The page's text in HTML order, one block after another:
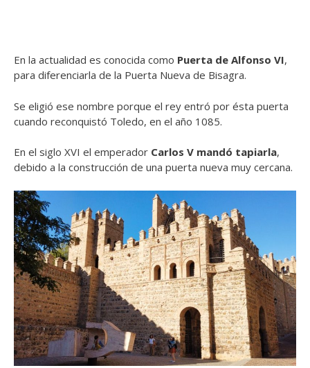
En la actualidad es conocida como Puerta de Alfonso VI,
para diferenciarla de la Puerta Nueva de Bisagra.
Se eligió ese nombre porque el rey entró por ésta puerta
cuando reconquistó Toledo, en el año 1085.
En el siglo XVI el emperador Carlos V mandó tapiarla,
debido a la construcción de una puerta nueva muy cercana.